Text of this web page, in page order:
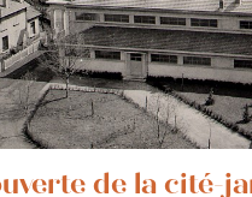
de la cité-